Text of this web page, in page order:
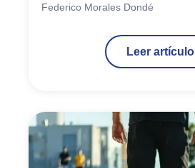
aficionados.
Federico Morales Dondé
Leer artículo